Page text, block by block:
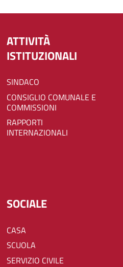
ATTIVITÀ
ISTITUZIONALI
SINDACO
CONSIGLIO COMUNALE E
COMMISSIONI
RAPPORTI
INTERNAZIONALI
SOCIALE
CASA
SCUOLA
SERVIZIO CIVILE